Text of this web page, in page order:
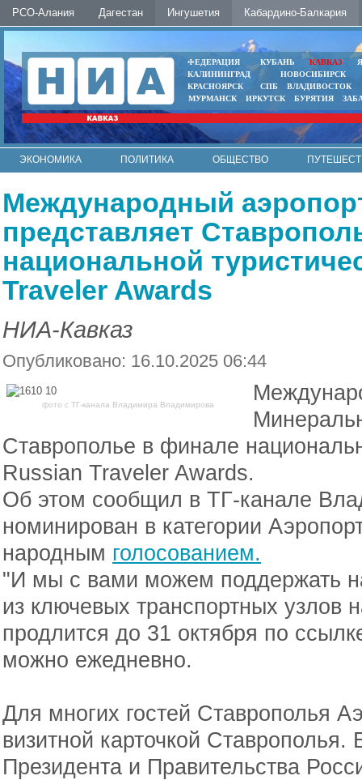
РСО-Алания Дагестан Ингушетия Кабардино-Балкария
ФЕДЕРАЦИЯ КУБАНЬ КАВКАЗ
КАЛИНИНГРАД
НОВОСИБИРСК
КРАСНОЯРСК
СПБ
ВЛАДИВОСТОК
МУРМАНСК
ИРКУТСК БУРЯТИЯ
ЭКОНОМИКА ПОЛИТИКА ОБЩЕСТВО
Международный
представляет
национальной
Traveler Awards
НИА-Кавказ
Опубликовано: 16.10.2025 06:44
фото с ТГ-канала Владимира Владимирова
Ставрополье в финале
Russian Traveler Awards.
Об этом сообщил в ТГ-канале
номинирован в категории
народным голосованием.
"И мы с вами можем поддержать
из ключевых транспортных узлов
продлится до 31 октября по
можно ежедневно.
Для многих гостей Ставрополья
визитной карточкой
Президента и Правительства